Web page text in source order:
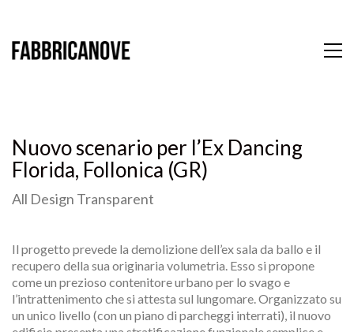
Nuovo scenario per l’Ex Dancing
Florida, Follonica (GR)
All Design Transparent
Il progetto prevede la demolizione dell’ex sala da ballo e il
recupero della sua originaria volumetria. Esso si propone
come un prezioso contenitore urbano per lo svago e
l’intrattenimento che si attesta sul lungomare. Organizzato su
un unico livello (con un piano di parcheggi interrati), il nuovo